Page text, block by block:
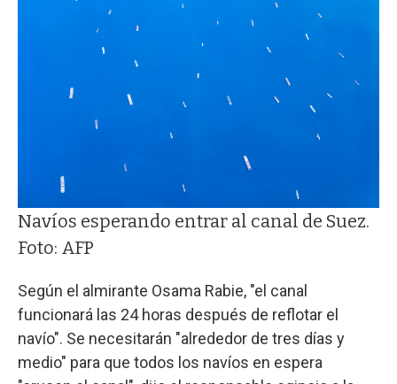
Navíos esperando entrar al canal de Suez.
Foto: AFP
Según el almirante Osama Rabie, "el canal
funcionará las 24 horas después de reflotar el
navío". Se necesitarán "alrededor de tres días y
medio" para que todos los navíos en espera